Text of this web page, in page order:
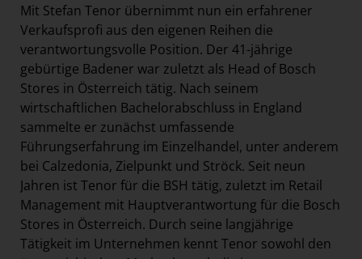
Mit Stefan Tenor übernimmt nun ein erfahrener
Verkaufsprofi aus den eigenen Reihen die
verantwortungsvolle Position. Der 41-jährige
gebürtige Badener war zuletzt als Head of Bosch
Stores in Österreich tätig. Nach seinem
wirtschaftlichen Bachelorabschluss in England
sammelte er zunächst umfassende
Führungserfahrung im Einzelhandel, unter anderem
bei Calzedonia, Zielpunkt und Ströck. Seit neun
Jahren ist Tenor für die BSH tätig, zuletzt im Retail
Management mit Hauptverantwortung für die Bosch
Stores in Österreich. Durch seine langjährige
Tätigkeit im Unternehmen kennt Tenor sowohl den